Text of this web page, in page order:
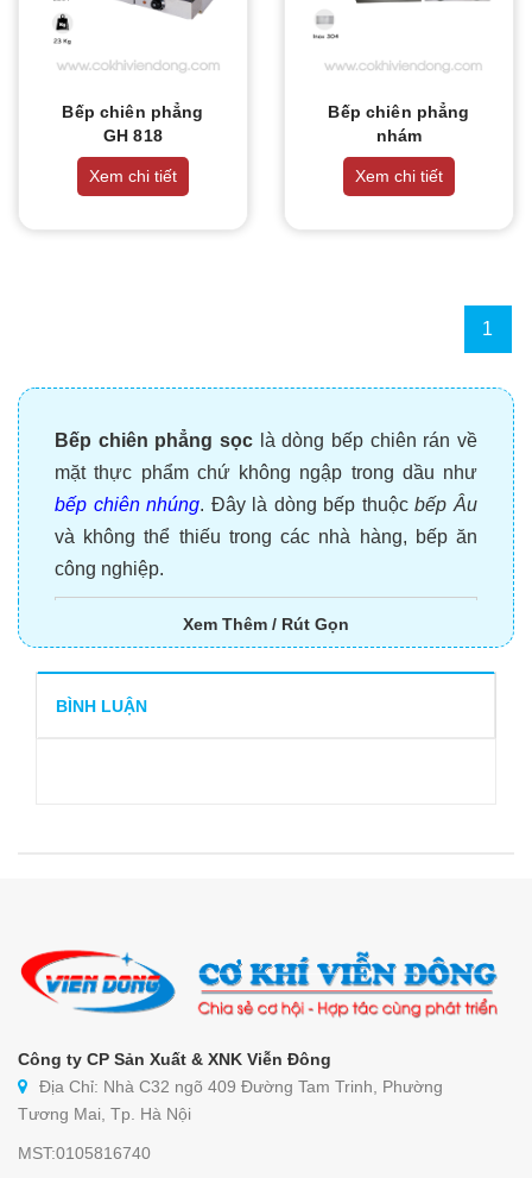
Bếp chiên phẳng
GH 818
Xem chi tiết
Bếp chiên phẳng
nhám
Xem chi tiết
1
Bếp chiên phẳng sọc là dòng bếp chiên rán về
mặt thực phẩm chứ không ngập trong dầu như
bếp chiên nhúng. Đây là dòng bếp thuộcbếp Âu
và không thể thiếu trong các nhà hàng, bếp ăn
công nghiệp.
Bếp chiên phẳng sọc như một chiếc chảo cỡ lớn
để bạn chiên rán các loại thực phẩm. Thậm chí
bạn cũng có thể xào rau, xào mì trên bề mặt bếp
bếp này có một số đặc điểm chung:
Làm từ inox 304 không gỉ, độ bền cao và an
toàn với thực phẩm
Xem Thêm / Rút Gọn
BÌNH LUẬN
Công ty CP Sản Xuất & XNK Viễn Đông
Địa Chỉ: Nhà C32 ngõ 409 Đường Tam Trinh, Phường
Tương Mai, Tp. Hà Nội
MST:0105816740